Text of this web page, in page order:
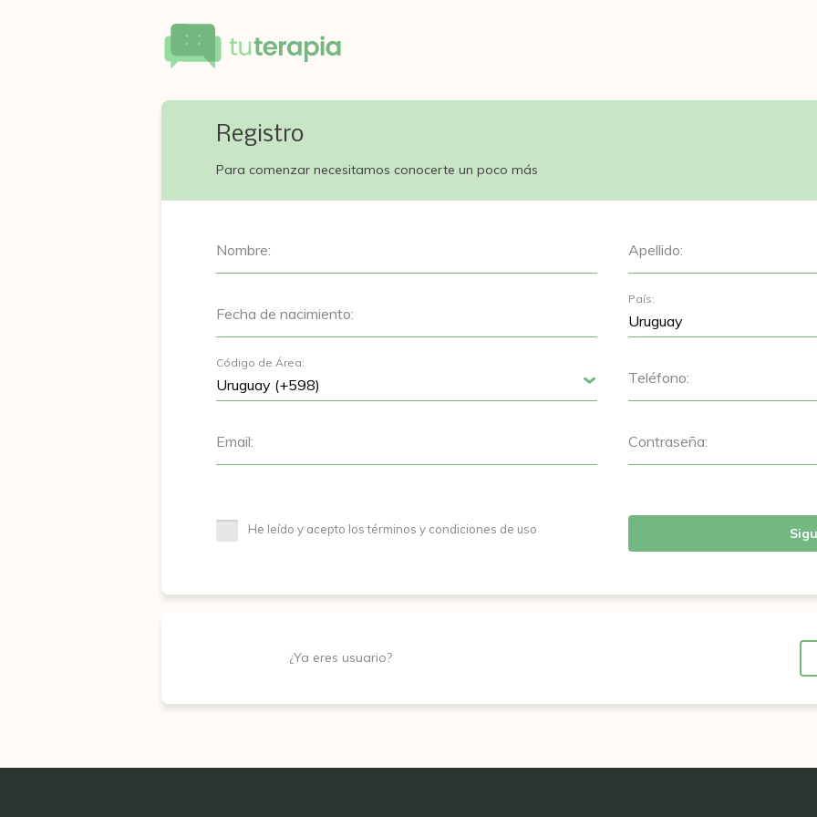
Registro
Para comenzar necesitamos conocerte un poco más
Nombre: Apellido:
Fecha de nacimiento:
País:
Código de Área:
Teléfono:
Email: Contraseña:
He leído y acepto los términos y condiciones de uso
¿Ya eres usuario?